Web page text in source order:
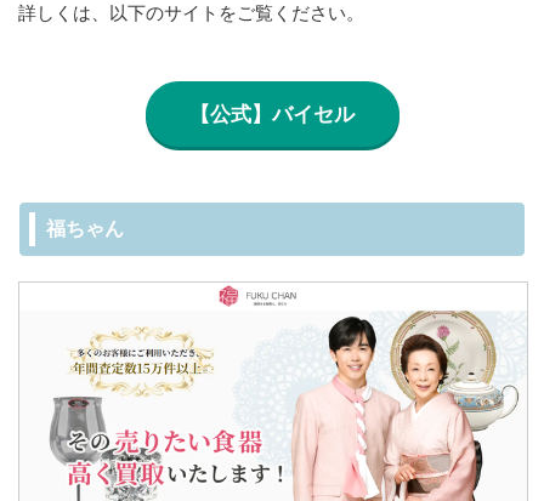
詳しくは、以下のサイトをご覧ください。
【公式】バイセル
福ちゃん